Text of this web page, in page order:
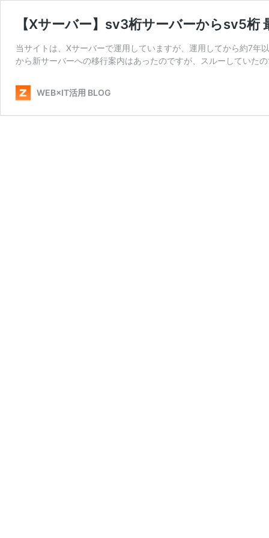
【Xサーバー】sv3桁サーバーからsv5桁
当サイトは、Xサーバーで運用していますが、運用してから約7年
から新サーバーへの移行案内はあったのですが、スルーしていた
WEB×IT活用 BLOG